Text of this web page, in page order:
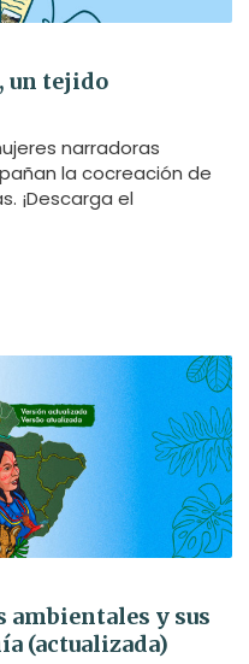
un tejido
narradoras
la cocreación de
¡Descarga el
ambientales y sus
(actualizada)